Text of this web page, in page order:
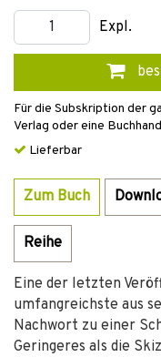
Expl.
Für die Subskription der
Verlag oder eine
Lieferbar
Zum Buch
Reihe
Eine der letzten
umfangreichste aus
Nachwort zu einer
Geringeres als die